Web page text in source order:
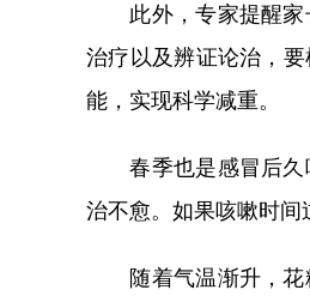
此外，专家提醒家长
治疗以及辨证论治，
能，实现科学减重。
春季也是感冒后久咳
治不愈。如果咳嗽时间
随着气温渐升，花粉